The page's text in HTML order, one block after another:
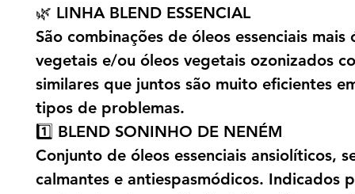
🌿 LINHA BLEND ESSENCIAL
São combinações de óleos essenciais mais
vegetais e/ou óleos vegetais ozonizados
similares que juntos são muito eficientes
tipos de problemas.
1️⃣ BLEND SONINHO DE NENÉM
Conjunto de óleos essenciais ansiolíticos,
calmantes e antiespasmódicos. Indicados